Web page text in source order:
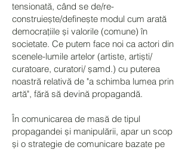
tensionată, când se de/re-
construiește/definește modul cum arată
democrațiile și valorile (comune) în
societate. Ce putem face noi ca actori din
scenele-lumile artelor (artiste, artiști/
curatoare, curatori/ șamd.) cu puterea
noastră relativă de "a schimba lumea prin
artă", fără să devină propagandă.
În comunicarea de masă de tipul
propagandei și manipulării, apar un scop
și o strategie de comunicare bazate pe